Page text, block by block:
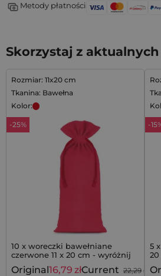
Metody płatności
Skorzystaj z
Rozmiar: 11x20 cm
Tkanina: Bawełna
Kolor:
-25%
10 x woreczki bawełniane
czerwone 11 x 20 cm - wyróżnij
swój prezent
22,29 zł
Original16,79 złCurrent
-
5